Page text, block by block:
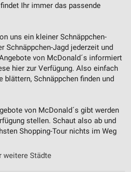
Ihr immer das passende
uns ein kleiner Schnäppchen-
Schnäppchen-Jagd jederzeit und
von McDonald´s informiert
hier zur Verfügung. Also einfach
blättern, Schnäppchen finden und
von McDonald´s gibt werden
stellen. Schaut also ab und
Shopping-Tour nichts im Weg
weitere Städte